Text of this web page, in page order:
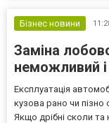
Бізнес новини
Заміна
неможливий
Експлуатація
кузова рано чи
Якщо дрібні сколи та